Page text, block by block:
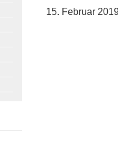
15. Februar